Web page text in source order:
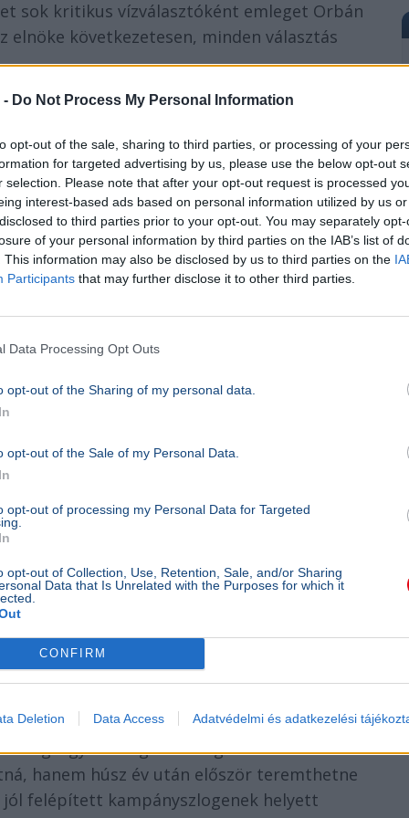
- Do Not Process My Personal Information
opt-out of the sale, sharing to third parties, or processing of your
for targeted advertising by us, please use the below opt-out
selection. Please note that after your opt-out request is processed
interest-based ads based on personal information utilized by us
to third parties prior to your opt-out. You may separately
of your personal information by third parties on the IAB’s list of
This information may also be disclosed by us to third parties on the
Participants that may further disclose it to other third parties.
Data Processing Opt Outs
opt-out of the Sharing of my personal data.
opt-out of the Sale of my Personal Data.
opt-out of processing my Personal Data for Targeted
opt-out of Collection, Use, Retention, Sale, and/or Sharing
Data that Is Unrelated with the Purposes for which it
CONFIRM
Deletion Data Access Adatvédelmi és adatkezelési
sok kritikus vízválasztóként emleget Orbán
elnöke következetesen, minden választás
arra épült, hogy Orbán Viktor valódi
A miniszterelnök és stábja többször
szerintUrsula von der Leyennelvagy
vívják a fő politikai csatákat.
meghirdetett, nyílt tavaszi
a hagyományos, zárt ajtók mögötti
elegendő. Bár az esélyek sokáig a
ma már nem lehet teljesen kizárni, hogy a
mentén – belemegy az összecsapásba.
politikus már a stúdióban ülne. A
a lakosság abszolút többsége,
vitát.
népesség mindössze 23 százaléka
(21 százalék) bizonytalan a kérdésben.
megrajzolják a törésvonalakat:
86 százaléka követeli az élő tévévitát.
ott mindössze a választók 35
Egy esetleges országos televíziós vita
hanem húsz év után először teremthetne
felépített kampányszlogenek helyett